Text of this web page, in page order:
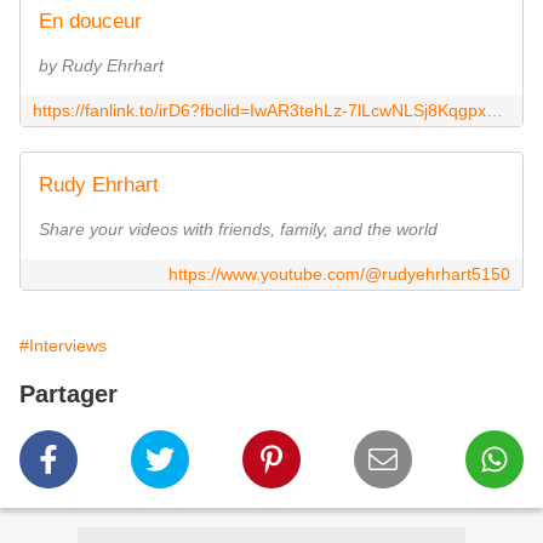
En douceur
by Rudy Ehrhart
Rudy Ehrhart
Share your videos with friends, family, and the world
https://www.youtube.com/@rudyehrhart5150
#Interviews
Partager